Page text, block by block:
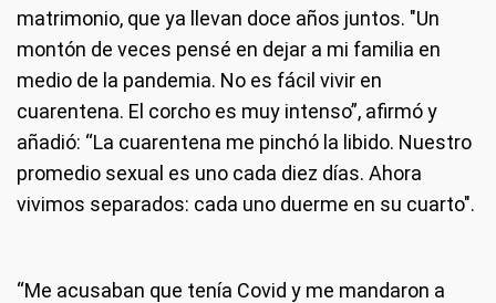
matrimonio, que ya llevan doce años juntos. "Un
montón de veces pensé en dejar a mi familia en
medio de la pandemia. No es fácil vivir en
cuarentena. El corcho es muy intenso”, afirmó y
añadió: “La cuarentena me pinchó la libido. Nuestro
promedio sexual es uno cada diez días. Ahora
vivimos separados: cada uno duerme en su cuarto".
“Me acusaban que tenía Covid y me mandaron a